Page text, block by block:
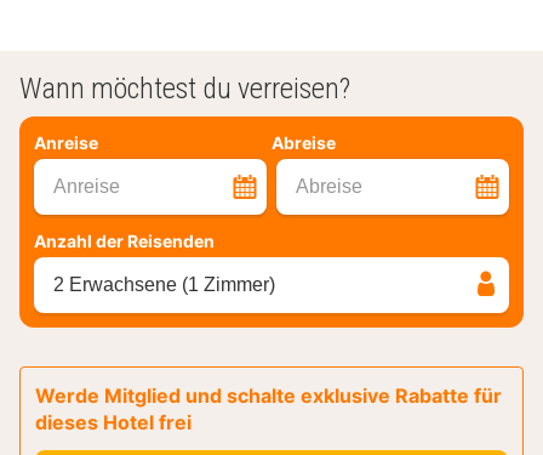
Wann möchtest du verreisen?
Anreise Abreise
Anreise Abreise
Anzahl der Reisenden
2 Erwachsene (1 Zimmer)
Werde Mitglied und schalte exklusive Rabatte für
dieses Hotel frei